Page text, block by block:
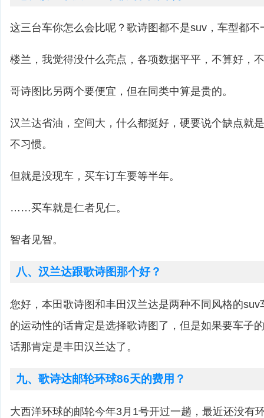
这三台车你怎么会比呢？歌诗图都不是suv，车型都不
楼兰，我觉得没什么亮点，各项数据平平，不算好，
哥诗图比另两个要便宜，但在同类中算是贵的。
汉兰达省油，空间大，什么都挺好，硬要说个缺点就
不习惯。
但就是没现车，买车订车要等半年。
……买车就是仁者见仁。
智者见智。
八、汉兰达跟歌诗图那个好？
您好，本田歌诗图和丰田汉兰达是两种不同风格的
的运动性的话肯定是选择歌诗图了，但是如果要车子
话那肯定是丰田汉兰达了。
九、歌诗达邮轮环球86天的费用？
大西洋环球的邮轮今年3月1号开过一趟，最近还没有